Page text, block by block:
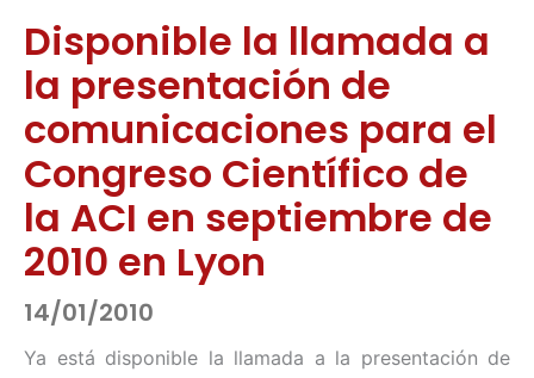
Disponible la llamada a
la presentación de
comunicaciones para el
Congreso Científico de
la ACI en septiembre de
2010 en Lyon
14/01/2010
Ya está disponible la llamada a la presentación de